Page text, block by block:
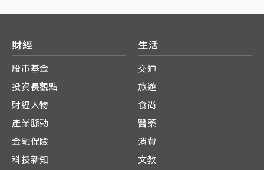
財經
股市基金
投資長觀點
財經人物
產業脈動
金融保險
科技新知
生活
交通
旅遊
食尚
醫藥
消費
文教